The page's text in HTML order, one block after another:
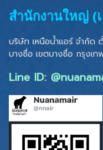
สำนักงานใหญ่ (
บริษัท เหนือน้ำแอร์ จำกัด
บางซื่อ เขตบางซื่อ กรุงเ
Line ID: